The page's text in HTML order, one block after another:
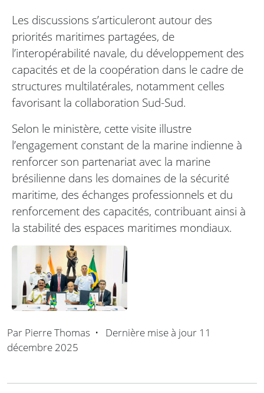
Les discussions s’articuleront autour des
priorités maritimes partagées, de
l’interopérabilité navale, du développement des
capacités et de la coopération dans le cadre de
structures multilatérales, notamment celles
favorisant la collaboration Sud-Sud.
Selon le ministère, cette visite illustre
l’engagement constant de la marine indienne à
renforcer son partenariat avec la marine
brésilienne dans les domaines de la sécurité
maritime, des échanges professionnels et du
renforcement des capacités, contribuant ainsi à
la stabilité des espaces maritimes mondiaux.
Par Pierre Thomas • Dernière mise à jour 11
décembre 2025